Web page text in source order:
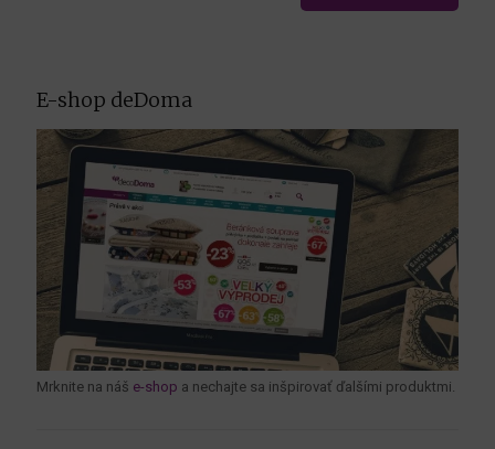
E-shop deDoma
Mrknite na náš e-shop a nechajte sa inšpirovať ďalšími produktmi.